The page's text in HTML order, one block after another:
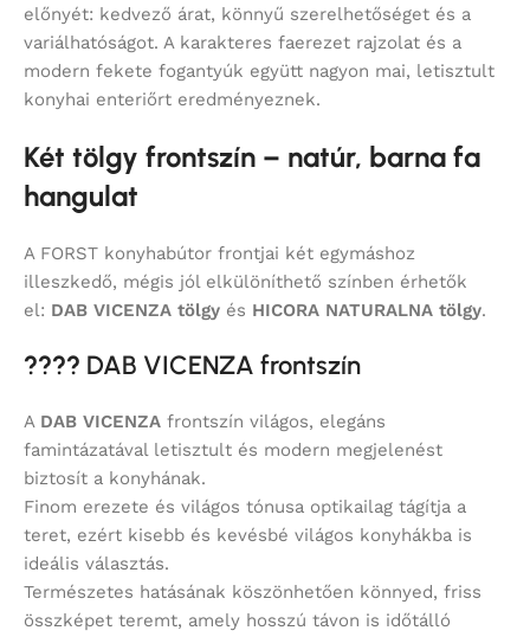
előnyét: kedvező árat, könnyű szerelhetőséget és a
variálhatóságot. A karakteres faerezet rajzolat és a
modern fekete fogantyúk együtt nagyon mai, letisztult
konyhai enteriőrt eredményeznek.
Két tölgy frontszín – natúr, barna fa
hangulat
A FORST konyhabútor frontjai két egymáshoz
illeszkedő, mégis jól elkülöníthető színben érhetők
el: DAB VICENZA tölgy és HICORA NATURALNA tölgy.
???? DAB VICENZA frontszín
A DAB VICENZA frontszín világos, elegáns
famintázatával letisztult és modern megjelenést
biztosít a konyhának.
Finom erezete és világos tónusa optikailag tágítja a
teret, ezért kisebb és kevésbé világos konyhákba is
ideális választás.
Természetes hatásának köszönhetően könnyed, friss
összképet teremt, amely hosszú távon is időtálló